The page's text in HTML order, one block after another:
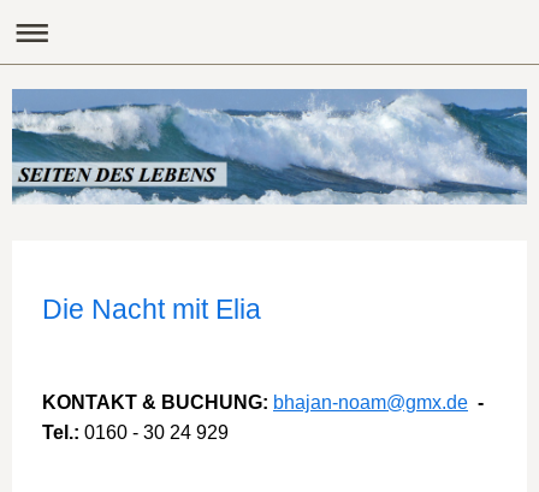
Die Nacht mit Elia
KONTAKT & BUCHUNG: bhajan-noam@gmx.de -
Tel.: 0160 - 30 24 929